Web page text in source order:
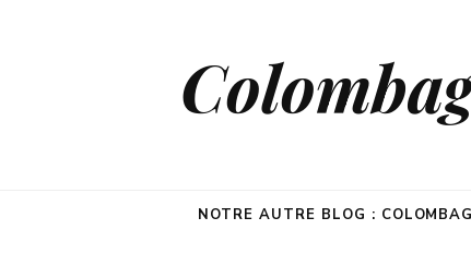
NOTRE AUTRE BLOG :